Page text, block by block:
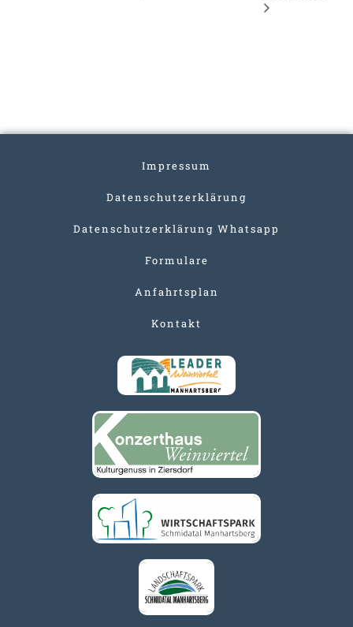
Impressum
Datenschutzerklärung
Datenschutzerklärung Whatsapp
Formulare
Anfahrtsplan
Kontakt